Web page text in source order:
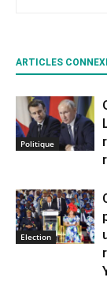
ARTICLES
Politique
Election